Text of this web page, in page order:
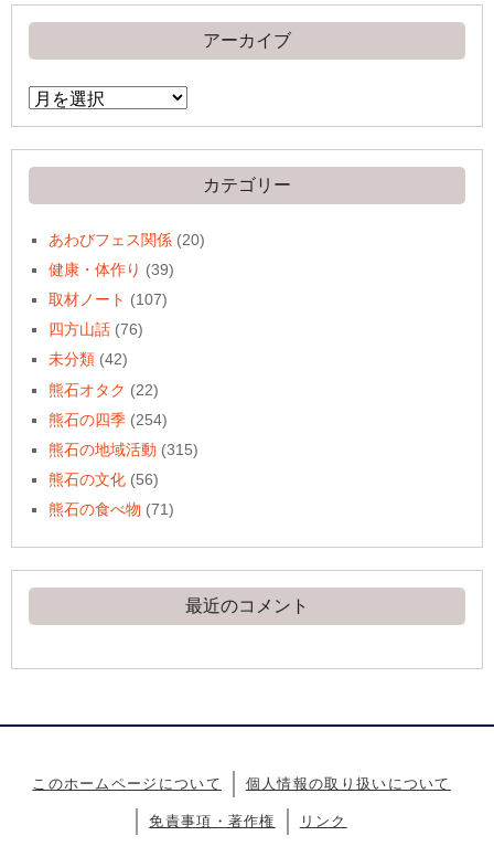
アーカイブ
ア
ー
イ
ブ
カテゴリー
あわびフェス関係 (20)
健康・体作り (39)
取材ノート (107)
四方山話 (76)
未分類 (42)
熊石オタク (22)
熊石の四季 (254)
熊石の地域活動 (315)
熊石の文化 (56)
熊石の食べ物 (71)
最近のコメント
このホームページについて 個人情報の取り扱いについて
免責事項・著作権 リンク